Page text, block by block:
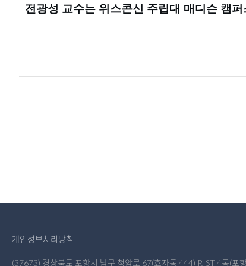
전광성 교수는 위스콘신 주립대 매디슨 캠
개인정보처리방침
(37673) 경상북도 포항시 남구 청암로 67(효자동 444) RIST 4동(포